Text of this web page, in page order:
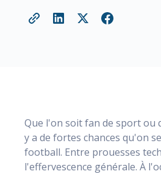
Que l'on soit fan de sport ou
y a de fortes chances qu'on
football. Entre prouesses
l'effervescence générale. À